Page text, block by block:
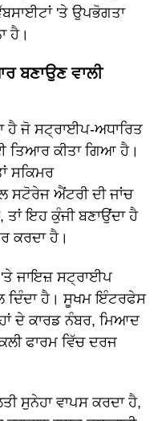
'ਤੇ ਉਪਭੋਗਤਾ
ਹੈ।
ਬਣਾਉਣ ਵਾਲੀ
ਹੈ ਜੋ ਸਟ੍ਰਾਈਪ-ਅਧਾਰਿਤ
ਕੀਤਾ ਗਿਆ ਹੈ।
ਸਕਿਮਰ
ਸਟੋਰੇਜ ਐਂਟਰੀ ਦੀ ਜਾਂਚ
ਇਹ ਕੁੰਜੀ ਬਣਾਉਂਦਾ ਹੈ
ਕਰਦਾ ਹੈ।
ਜਾਇਜ਼ ਸਟ੍ਰਾਈਪ
ਦਿੰਦਾ ਹੈ। ਸੂਖਮ ਇੰਟਰਫੇਸ
ਦੇ ਕਾਰਡ ਨੰਬਰ, ਮਿਆਦ
ਫਾਰਮ ਵਿੱਚ ਦਰਜ
ਸੁਨੇਹਾ ਵਾਪਸ ਕਰਦਾ ਹੈ,